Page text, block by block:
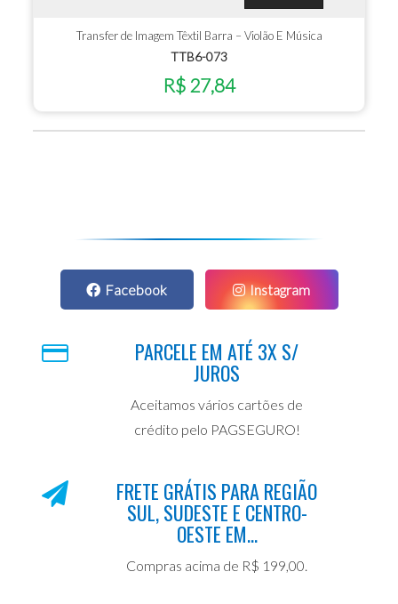
Transfer de Imagem Têxtil Barra – Violão E Música
TTB6-073
R$ 27,84
Facebook Instagram
PARCELE EM ATÉ 3X S/
JUROS
Aceitamos vários cartões de
crédito pelo PAGSEGURO!
FRETE GRÁTIS PARA REGIÃO
SUL, SUDESTE E CENTRO-
OESTE EM...
Compras acima de R$ 199,00.